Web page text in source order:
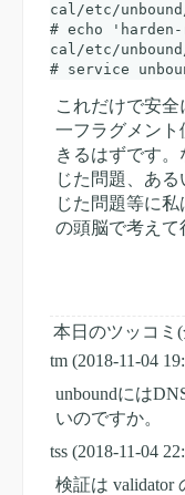
cal/etc/
# echo
cal/etc/
これだけで安
一フラグメン
きるはずです
じた問題、あ
じた問題等に
の頭脳で考えて
本日のツッコミ
tm (2018-11-04
unboundには
いのですか。
tss (2018-11-04
検証は validator